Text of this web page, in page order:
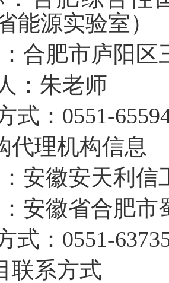
能源实验室）
合肥市庐阳区
：朱老师
式： 0551-
代理机构信息
安徽安天利信
安徽省合肥市
式： 0551-
联系方式